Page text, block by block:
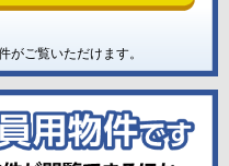
がご覧いただけます。